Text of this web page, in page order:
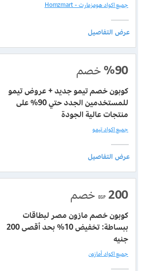
جميع اكواد هومزمارت - Homzmart
%90خصم
كوبون خصم تيمو جديد + عروض تيمو
للمستخدمين الجدد حتي 90% على
منتجات عالية الجودة
جميع اكواد تيمو
200
EGP خصم
كوبون خصم مازون مصر لبطاقات
ببساطة: تخفيض 10% بحد أقصى 200
جنيه
جميع اكواد أمازون